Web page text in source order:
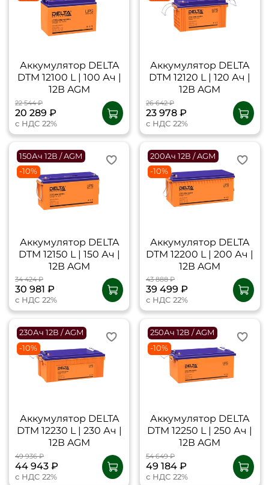
Аккумулятор DELTA
DTM 12100 L | 100 Ач |
12В AGM
22 544 ₽
20 289 ₽
с НДС 22%
Аккумулятор DELTA
DTM 12120 L | 120 Ач |
12В AGM
26 642 ₽
23 978 ₽
с НДС 22%
150Ач 12В / AGM
-10%
Аккумулятор DELTA
DTM 12150 L | 150 Ач |
12В AGM
34 424 ₽
30 981 ₽
с НДС 22%
200Ач 12В / AGM
-10%
Аккумулятор DELTA
DTM 12200 L | 200 Ач |
12В AGM
43 888 ₽
39 499 ₽
с НДС 22%
230Ач 12В / AGM
-10%
Аккумулятор DELTA
DTM 12230 L | 230 Ач |
12В AGM
49 936 ₽
44 943 ₽
с НДС 22%
250Ач 12В / AGM
-10%
Аккумулятор DELTA
DTM 12250 L | 250 Ач |
12В AGM
54 649 ₽
49 184 ₽
с НДС 22%